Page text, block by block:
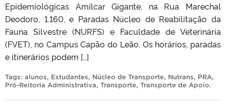
Epidemiológicas Amílcar Gigante, na Rua Marechal
Deodoro, 1.160, e Paradas Núcleo de Reabilitação da
Fauna Silvestre (NURFS) e Faculdade de Veterinária
(FVET), no Campus Capão do Leão. Os horários, paradas
e itinerários podem […]
Tags: alunos, Estudantes, Núcleo de Transporte, Nutrans, PRA,
Pró-Reitoria Administrativa, Transporte, Transporte de Apoio.